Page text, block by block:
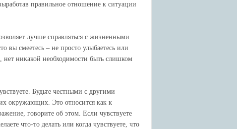
правильное отношение к ситуации
лучше справляться с жизненными
вы смеетесь – не просто улыбаетесь или
нет никакой необходимости быть слишком
Будьте честными с другими
окружающих. Это относится как к
говорите об этом. Если чувствуете
что-то делать или когда чувствуете, что